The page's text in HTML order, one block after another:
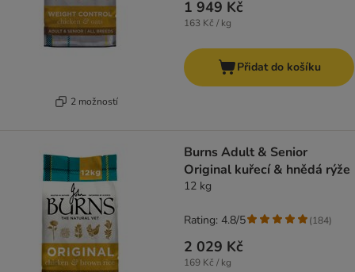
2 možností
1 949 Kč
163 Kč / kg
Přidat do košíku
Burns Adult & Senior
Original kuřecí & hnědá rýže
12 kg
2 029 Kč
169 Kč / kg
Rating: 4.8/5 (184)